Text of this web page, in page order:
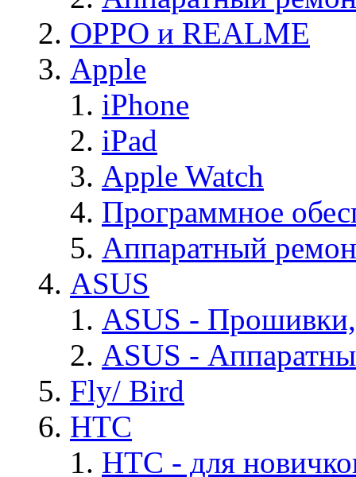
OPPO и REALME
Apple
iPhone
iPad
Apple Watch
Программное
Аппаратный
ASUS
ASUS -
ASUS -
Fly/ Bird
HTC
HTC - для